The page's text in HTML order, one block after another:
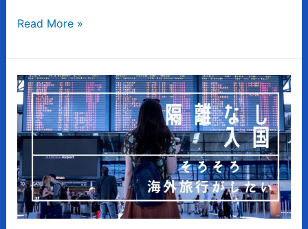
ラ
ド
パ
ス
の
簡
素
化
Read More »
タ
イ
の
隔
離
な
し
入
国、